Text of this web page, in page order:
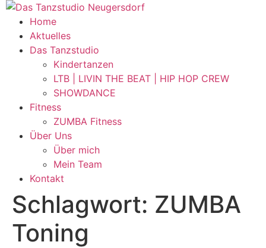
Zum
Inhalt
wechseln
Home
Aktuelles
Das Tanzstudio
Kindertanzen
LTB | LIVIN THE BEAT | HIP HOP CREW
SHOWDANCE
Fitness
ZUMBA Fitness
Über Uns
Über mich
Mein Team
Kontakt
Schlagwort: ZUMBA
Toning